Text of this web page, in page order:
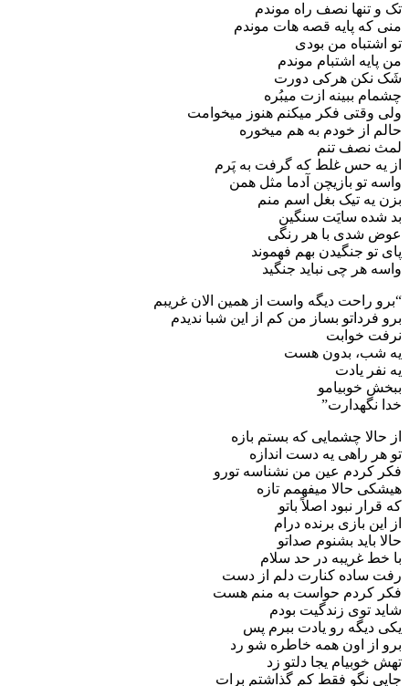
تک و تنها نصف راه موندم
منی که پایه قصه هات‌ موندم
تو اشتباه من بودی
من پایه اشتبام موندم
شَک نکن هرکی دورت
چشمام ببینه ازت میبُره
ولی وقتی فکر میکنم هنوز میخوامت
حالم از خودم به هم میخوره
لمث نصف تنم
از یه حس غلط که گرفت به پَرم
واسه تو بازیچن آدما مثل همن‌
بزن یه تیک بغل اسم منم
بد شده سایَت سنگین
عوض شدی با هر رنگی
پای تو جنگیدن بهم فهموند
واسه هر چی نباید جنگید
“برو راحت دیگه واست از همین الان غریبم
برو فرداتو بساز من کم از این شبا ندیدم
نرفت خوابت
یه شب، بدون هست
یه نفر یادت
ببخش خوبیامو
خدا نگهدارت”
از حالا چشمایی که بستم بازه
تو هر راهی یه دست اندازه
فکر کردم عین من نشناسه تورو
هیشکی حالا میفهمم تازه
که قرار نبود اصلاً باتو
از این بازی برنده درام
حالا باید بشنوم صداتو
با خط غریبه در حد سلام
رفت ساده کنارت دلم از دست
فکر کردم حواست به منم هست
شاید توی زندگیت بودم
یکی دیگه رو یادت ببرم پس
برو از اون همه خاطره شو رد
تهش خوبیام یجا دلتو زد
جایی نگو فقط کم گذاشتم برات